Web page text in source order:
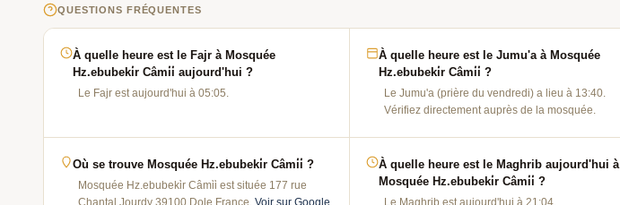
QUESTIONS FRÉQUENTES
À quelle heure est le Fajr à Mosquée
Hz.ebubeki̇r Câmi̇i̇ aujourd'hui ?
Le Fajr est aujourd'hui à 05:05.
À quelle heure est le Jumu'a à Mosquée
Hz.ebubeki̇r Câmi̇i̇ ?
Le Jumu'a (prière du vendredi) a lieu à 13:40.
Vérifiez directement auprès de la mosquée.
Où se trouve Mosquée Hz.ebubeki̇r Câmi̇i̇ ?
Mosquée Hz.ebubeki̇r Câmi̇i̇ est située 177 rue
Chantal Jourdy 39100 Dole France. Voir sur Google
À quelle heure est le Maghrib aujourd'hui à
Mosquée Hz.ebubeki̇r Câmi̇i̇ ?
Le Maghrib est aujourd'hui à 21:04.